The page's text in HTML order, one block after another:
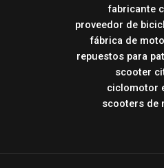
fabricante
proveedor de
fábrica de
repuestos para
scooter
ciclomotor
scooters de